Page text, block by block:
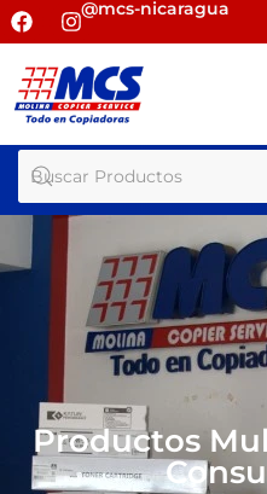
@mcs-nicaragua
Productos